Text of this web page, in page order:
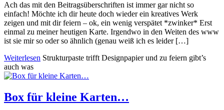
Ach das mit den Beitragsüberschriften ist immer gar nicht so
einfach! Möchte ich dir heute doch wieder ein kreatives Werk
zeigen und mit dir feiern – ok, ein wenig verspätet *zwinker* Erst
einmal zu meiner heutigen Karte. Irgendwo in den Weiten des www
ist sie mir so oder so ähnlich (genau weiß ich es leider […]
Weiterlesen Strukturpaste trifft Designpapier und zu feiern gibt’s
auch was
Box für kleine Karten…